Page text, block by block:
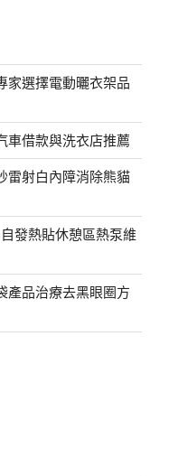
家選擇電動曬衣架品
車借款與洗衣店推薦
雷射白內障消除熊貓
發熱貼休憩區熱泵維
產品治療去黑眼圈方